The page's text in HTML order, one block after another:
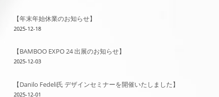
【年末年始休業のお知らせ】
2025-12-18
【BAMBOO EXPO 24 出展のお知らせ】
2025-12-03
【Danilo Fedeli氏 デザインセミナーを開催いたしました】
2025-12-01